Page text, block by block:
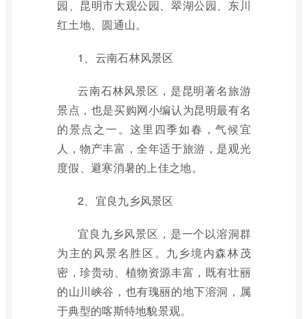
园、昆明市大观公园、翠湖公园、东川
红土地、圆通山。
1、云南石林风景区
云南石林风景区，是昆明著名旅游
景点，也是买购网小编认为昆明最有名
的景点之一。这里四季如春，气候宜
人，物产丰富，全年适于旅游，是观光
度假、避寒消暑的上佳之地。
2、宜良九乡风景区
宜良九乡风景区，是一个以溶洞群
为主的风景名胜区。九乡境内森林茂
密，珍贵动、植物资源丰富，既有壮丽
的山川峡谷，也有瑰丽的地下溶洞，属
于典型的喀斯特地貌景观。